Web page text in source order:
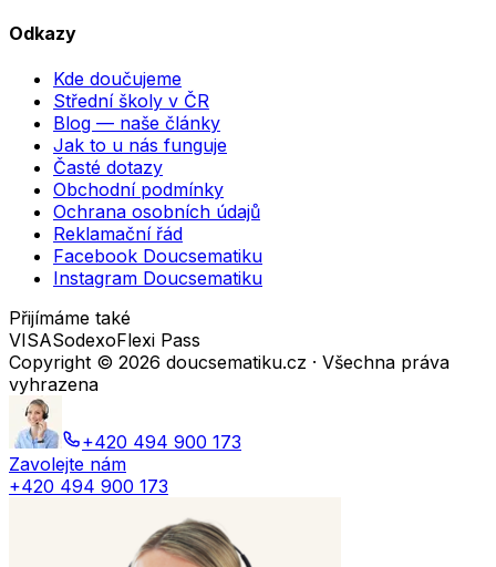
Odkazy
Kde doučujeme
Střední školy v ČR
Blog — naše články
Jak to u nás funguje
Časté dotazy
Obchodní podmínky
Ochrana osobních údajů
Reklamační řád
Facebook Doucsematiku
Instagram Doucsematiku
Přijímáme také
VISASodexoFlexi Pass
Copyright © 2026 doucsematiku.cz · Všechna práva
vyhrazena
+420 494 900 173
Zavolejte nám
+420 494 900 173